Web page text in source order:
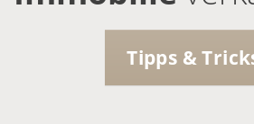
Tipps &